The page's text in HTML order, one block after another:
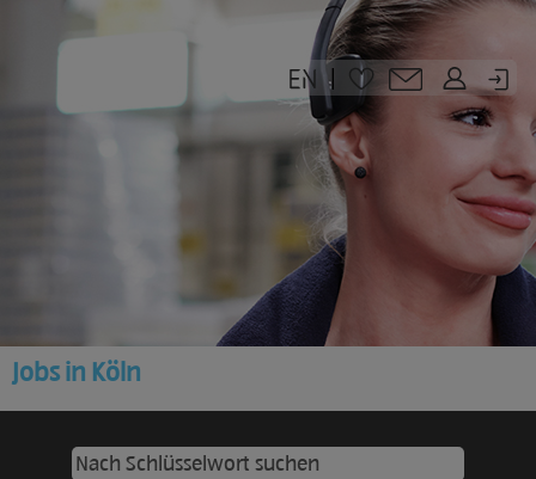
|
Jobs in Köln